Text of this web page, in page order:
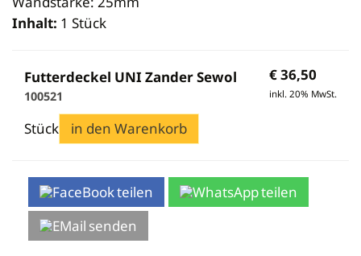
Mini Plus
Rähmchen & Zubehör
Diverses
Königinnen zeichnen
Schleudern
Propolisernte
Pollenernte
Vermarktung
Stockwaagen
Fachliteratur
Bienengesundheit
Bienenweide
Honig & Bienenprodukte
Königinnenzucht
Seifen
Mundhygiene
Geschenke/Diverses
Gießformen
Tierbedarf
Bienenpatenschaft
Newsletteranmeldung
Anmelden
Inhalt: 1 Stück
Futterdeckel UNI Zander Sewol
100521
€36,50
inkl. 20% MwSt.
Stück in den Warenkorb
teilen
teilen
senden